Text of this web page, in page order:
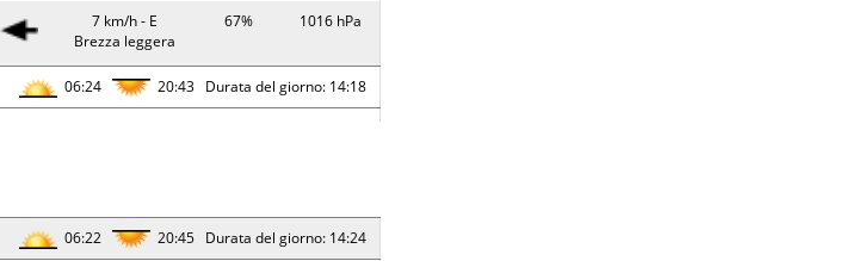
7 km/h - E
Brezza leggera
67% 1016 hPa
06:24 20:43 Durata del giorno: 14:18
5 km/h - SO
Bava di vento
1019 hPa
06:22 20:45 Durata del giorno: 14:24